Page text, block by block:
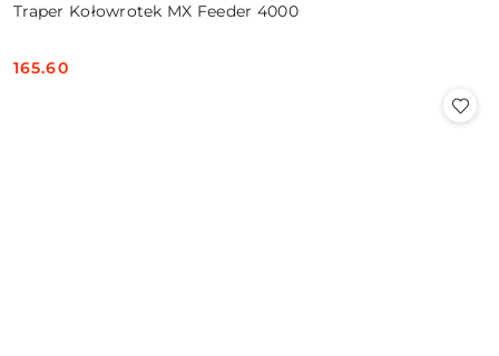
Traper Kołowrotek MX Feeder 4000
Cena:
165.60